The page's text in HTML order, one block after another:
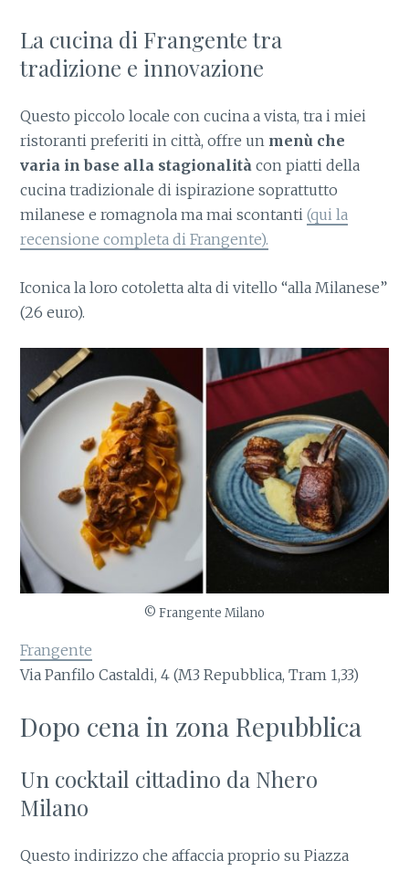
La cucina di Frangente tra
tradizione e innovazione
Questo piccolo locale con cucina a vista, tra i miei
ristoranti preferiti in città, offre un menù che
varia in base alla stagionalità con piatti della
cucina tradizionale di ispirazione soprattutto
milanese e romagnola ma mai scontanti(qui la
recensione completa di Frangente).
Iconica la loro cotoletta alta di vitello “alla Milanese”
(26 euro).
© Frangente Milano
Frangente
Via Panfilo Castaldi, 4 (M3 Repubblica, Tram 1,33)
Dopo cena in zona Repubblica
Un cocktail cittadino da Nhero
Milano
Questo indirizzo che affaccia proprio su Piazza